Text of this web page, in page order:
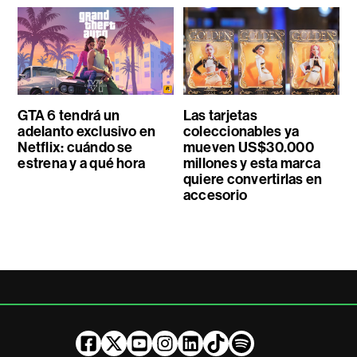
GTA 6 tendrá un
adelanto exclusivo en
Netflix: cuándo se
estrena y a qué hora
Las tarjetas
coleccionables ya
mueven US$30.000
millones y esta marca
quiere convertirlas en
accesorio